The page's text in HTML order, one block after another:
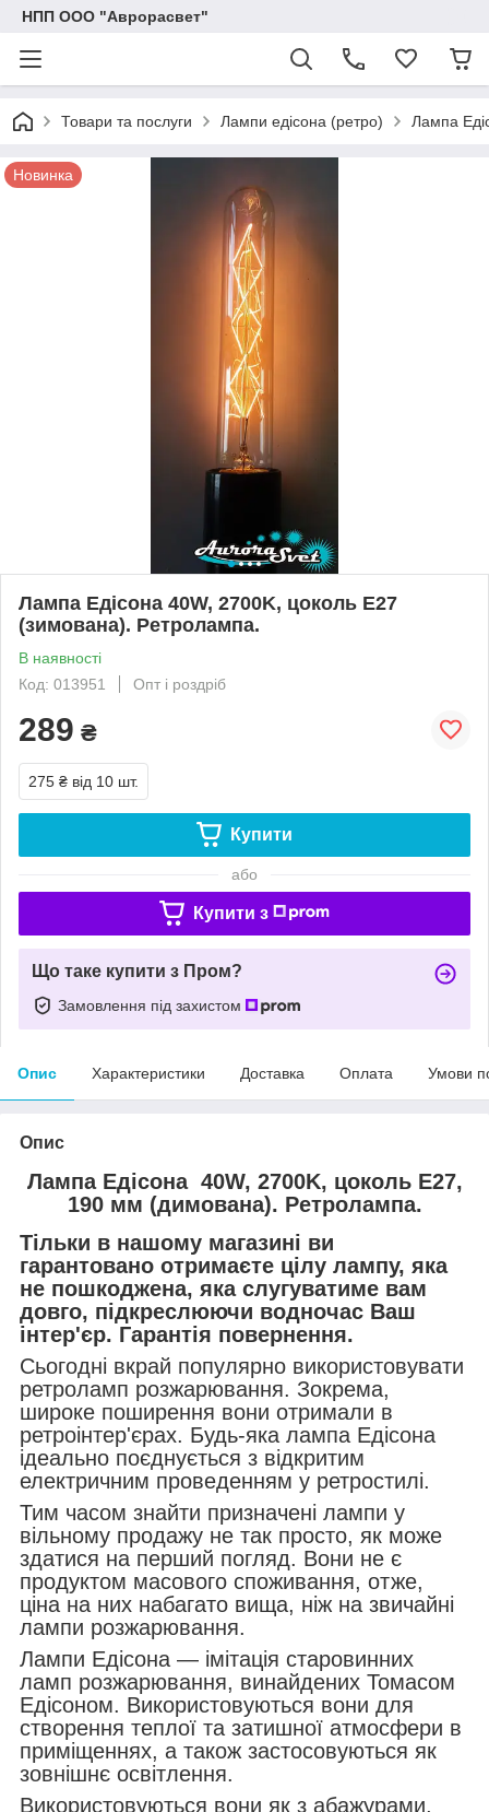
НПП ООО "Аврорасвет"
Товари та послуги Лампи едісона (ретро) Лампа
Новинка
Лампа Едісона 40W, 2700K, цоколь Е27
(зимована). Ретролампа.
В наявності
Код: 013951
Опт і роздріб
289 ₴
275 ₴ від 10 шт.
Купити
або
Купити з
Що таке купити з Пром?
Замовлення під захистом
Опис Характеристики Доставка Оплата Умови
Опис
Лампа Едісона 40W, 2700K, цоколь Е27,
190 мм (димована). Ретролампа.
Тільки в нашому магазині ви
гарантовано отримаєте цілу лампу, яка
не пошкоджена, яка слугуватиме вам
довго, підкреслюючи водночас Ваш
інтер'єр. Гарантія повернення.
Сьогодні вкрай популярно використовувати
ретроламп розжарювання. Зокрема,
широке поширення вони отримали в
ретроінтер'єрах. Будь-яка лампа Едісона
ідеально поєднується з відкритим
електричним проведенням у ретростилі.
Тим часом знайти призначені лампи у
вільному продажу не так просто, як може
здатися на перший погляд. Вони не є
продуктом масового споживання, отже,
ціна на них набагато вища, ніж на звичайні
лампи розжарювання.
Лампи Едісона — імітація старовинних
ламп розжарювання, винайдених Томасом
Едісоном. Використовуються вони для
створення теплої та затишної атмосфери в
приміщеннях, а також застосовуються як
зовнішнє освітлення.
Використовуються вони як з абажурами,